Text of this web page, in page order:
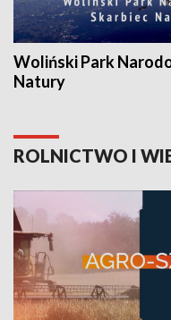
Woliński Park
Natury
ROLNICTWO I